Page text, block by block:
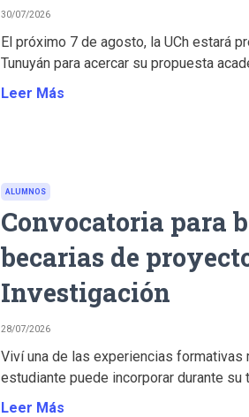
30/07/2026
El próximo 7 de agosto, la UCh estará
Tunuyán para acercar su propuesta
Leer Más
ALUMNOS
Convocatoria para
becarias de
Investigación
28/07/2026
Viví una de las experiencias
estudiante puede incorporar durante su
Leer Más